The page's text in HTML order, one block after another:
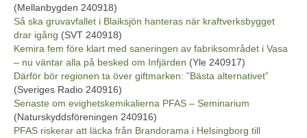
(Mellanbygden 240918)
Så ska gruvavfallet i Blaiksjön hanteras när kraftverksbygget
drar igång (SVT 240918)
Kemira fem före klart med saneringen av fabriksområdet i Vasa
– nu väntar alla på besked om Infjärden (Yle 240917)
Därför bör regionen ta över giftmarken: ”Bästa alternativet”
(Sveriges Radio 240916)
Senaste om evighetskemikalierna PFAS – Seminarium
(Naturskyddsföreningen 240916)
PFAS riskerar att läcka från Brandorama i Helsingborg till